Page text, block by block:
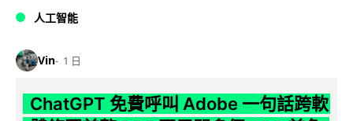
人工智能
Vin 1 日
ChatGPT 免費呼叫 Adobe 一句話跨軟